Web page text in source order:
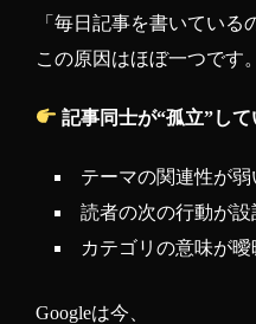
「毎日記事を書いている
この原因はほぼ一つです。
記事同士が“孤立”して
テーマの関連性が弱
読者の次の行動が
カテゴリの意味が曖
Googleは今、